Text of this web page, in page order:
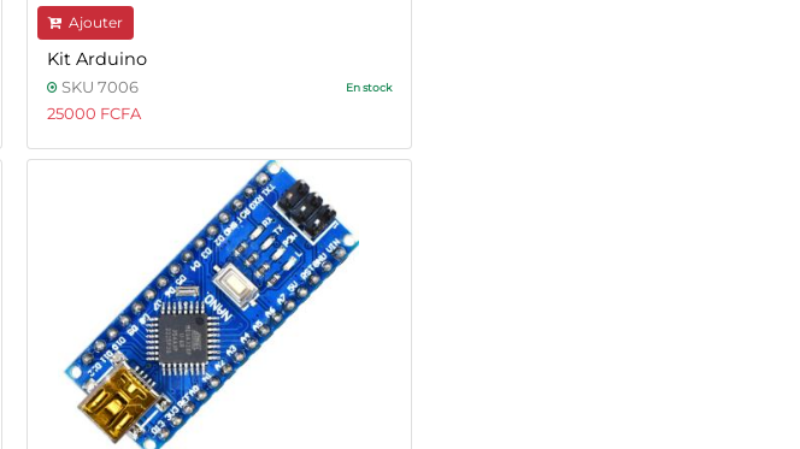
Ajouter
Kit Arduino
SKU 7006 En stock
25000 FCFA